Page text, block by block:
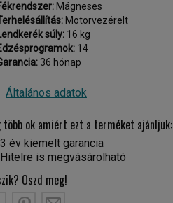
Mágneses
Motorvezérelt
súly: 16 kg
14
36 hónap
Általános adatok
több ok amiért ezt a terméket ajánljuk:
3 év kiemelt garancia
Hitelre is megvásárolható
Oszd meg!